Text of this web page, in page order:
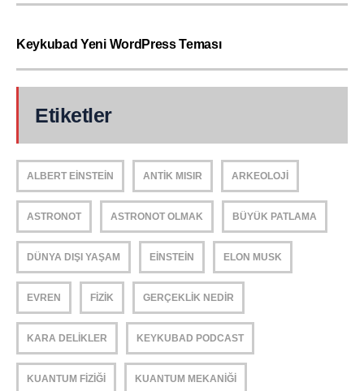
Keykubad Yeni WordPress Teması
Etiketler
ALBERT EINSTEIN ANTIK MISIR ARKEOLOJI
ASTRONOT ASTRONOT OLMAK BÜYÜK PATLAMA
DÜNYA DIŞI YAŞAM EINSTEIN ELON MUSK
EVREN FIZIK GERÇEKLIK NEDIR
KARA DELIKLER KEYKUBAD PODCAST
KUANTUM FIZIĞI KUANTUM MEKANIĞI